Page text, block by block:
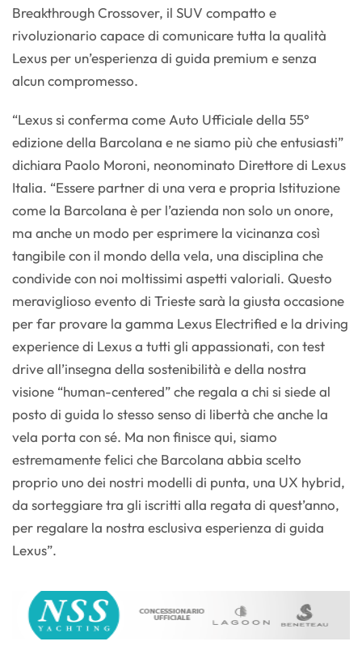
Breakthrough Crossover, il SUV compatto e
rivoluzionario capace di comunicare tutta la qualità
Lexus per un’esperienza di guida premium e senza
alcun compromesso.
“Lexus si conferma come Auto Ufficiale della 55°
edizione della Barcolana e ne siamo più che entusiasti”
dichiara Paolo Moroni, neonominato Direttore di Lexus
Italia. “Essere partner di una vera e propria Istituzione
come la Barcolana è per l’azienda non solo un onore,
ma anche un modo per esprimere la vicinanza così
tangibile con il mondo della vela, una disciplina che
condivide con noi moltissimi aspetti valoriali. Questo
meraviglioso evento di Trieste sarà la giusta occasione
per far provare la gamma Lexus Electrified e la driving
experience di Lexus a tutti gli appassionati, con test
drive all’insegna della sostenibilità e della nostra
visione “human-centered” che regala a chi si siede al
posto di guida lo stesso senso di libertà che anche la
vela porta con sé. Ma non finisce qui, siamo
estremamente felici che Barcolana abbia scelto
proprio uno dei nostri modelli di punta, una UX hybrid,
da sorteggiare tra gli iscritti alla regata di quest’anno,
per regalare la nostra esclusiva esperienza di guida
Lexus”.